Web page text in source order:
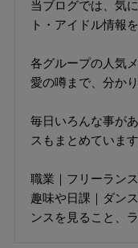
当ブログでは、気
ト・アイドル情報
各グループの人気
愛の噂まで、分か
毎日いろんな事が
スもまとめています
職業｜フリーラン
趣味や日課｜ダン
ンスを見ること、